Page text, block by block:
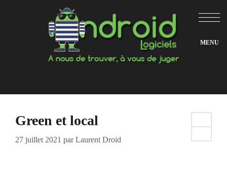
Green et local
27 juillet 2021 parLaurent Droid